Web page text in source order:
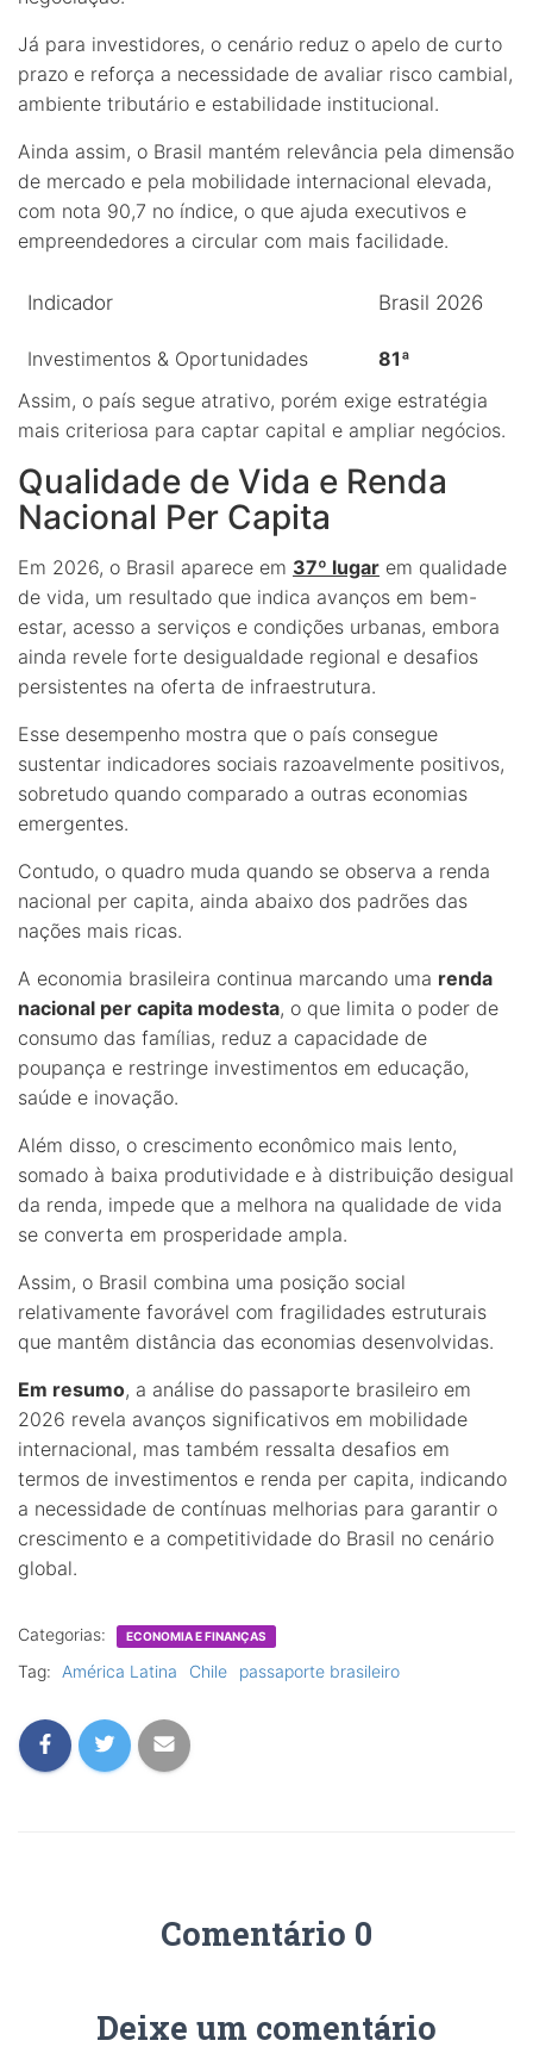
Já para investidores, o cenário reduz o apelo de curto
prazo e reforça a necessidade de avaliar risco cambial,
ambiente tributário e estabilidade institucional.
Ainda assim, o Brasil mantém relevância pela dimensão
de mercado e pela mobilidade internacional elevada,
com nota 90,7 no índice, o que ajuda executivos e
empreendedores a circular com mais facilidade.
Indicador Brasil 2026
Investimentos & Oportunidades
81ª
Assim, o país segue atrativo, porém exige estratégia
mais criteriosa para captar capital e ampliar negócios.
Qualidade de Vida e Renda
Nacional Per Capita
Em 2026, o Brasil aparece em 37º lugar em qualidade
de vida, um resultado que indica avanços em bem-
estar, acesso a serviços e condições urbanas, embora
ainda revele forte desigualdade regional e desafios
persistentes na oferta de infraestrutura.
Esse desempenho mostra que o país consegue
sustentar indicadores sociais razoavelmente positivos,
sobretudo quando comparado a outras economias
emergentes.
Contudo, o quadro muda quando se observa a renda
nacional per capita, ainda abaixo dos padrões das
nações mais ricas.
A economia brasileira continua marcando uma renda
nacional per capita modesta, o que limita o poder de
consumo das famílias, reduz a capacidade de
poupança e restringe investimentos em educação,
saúde e inovação.
Além disso, o crescimento econômico mais lento,
somado à baixa produtividade e à distribuição desigual
da renda, impede que a melhora na qualidade de vida
se converta em prosperidade ampla.
Assim, o Brasil combina uma posição social
relativamente favorável com fragilidades estruturais
que mantêm distância das economias desenvolvidas.
Em resumo, a análise do passaporte brasileiro em
2026 revela avanços significativos em mobilidade
internacional, mas também ressalta desafios em
termos de investimentos e renda per capita, indicando
a necessidade de contínuas melhorias para garantir o
crescimento e a competitividade do Brasil no cenário
global.
Categorias: ECONOMIA E FINANÇAS
Tag: América Latina Chile passaporte brasileiro
Comentário 0
Deixe um comentário